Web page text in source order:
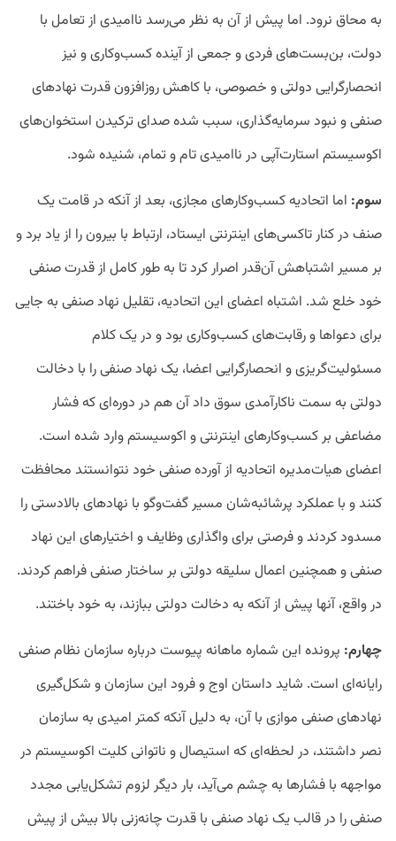
به محاق نرود. اما پیش از آن به نظر می‌رسد ناامیدی از تعامل با
دولت، بن‌بست‌های فردی و جمعی از آینده کسب‌وکاری و نیز
انحصارگرایی دولتی و خصوصی، با کاهش روزافزون قدرت نهادهای
صنفی و نبود سرمایه‌گذاری، سبب شده صدای ترکیدن استخوان‌های
اکوسیستم استارت‌آپی در ناامیدی تام و تمام، شنیده شود.
سوم: اما اتحادیه کسب‌وکارهای مجازی، بعد از آنکه در قامت یک
صنف در کنار تاکسی‌های اینترنتی ایستاد، ارتباط با بیرون را از یاد برد و
بر مسیر اشتباهش آن‌قدر اصرار کرد تا به طور کامل از قدرت صنفی
خود خلع شد. اشتباه اعضای این اتحادیه، تقلیل نهاد صنفی به جایی
برای دعواها و رقابت‌های کسب‌وکاری بود و در یک کلام
مسئولیت‌گریزی و انحصارگرایی اعضا، یک نهاد صنفی را با دخالت
دولتی به سمت ناکارآمدی سوق داد آن هم در دوره‌ای که فشار
مضاعفی بر کسب‌وکارهای اینترنتی و اکوسیستم وارد شده است.
اعضای هیات‌مدیره اتحادیه از آورده صنفی خود نتوانستند محافظت
کنند و با عملکرد پرشائبه‌شان مسیر گفت‌وگو با نهادهای بالادستی را
مسدود کردند و فرصتی برای واگذاری وظایف و اختیارهای این نهاد
صنفی و همچنین اعمال سلیقه دولتی بر ساختار صنفی فراهم کردند.
در واقع، آنها پیش از آنکه به دخالت دولتی ببازند، به خود باختند.
چهارم: پرونده این شماره ماهانه پیوست درباره سازمان نظام صنفی
رایانه‌ای است. شاید داستان اوج و فرود این سازمان و شکل‌گیری
نهادهای صنفی موازی با آن، به دلیل آنکه کمتر امیدی به سازمان
نصر داشتند، در لحظه‌ای که استیصال و ناتوانی کلیت اکوسیستم در
مواجهه با فشارها به چشم می‌آید، بار دیگر لزوم تشکل‌یابی مجدد
صنفی را در قالب یک نهاد صنفی با قدرت چانه‌زنی بالا بیش از پیش